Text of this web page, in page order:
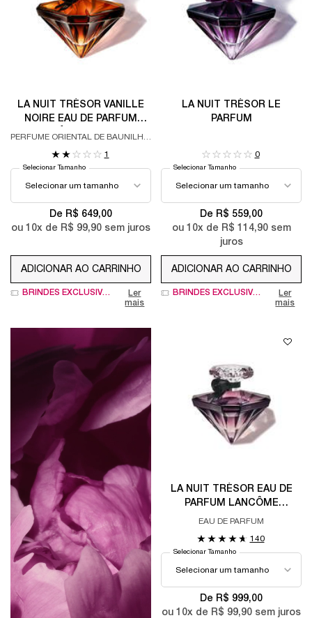
LA NUIT TRÉSOR VANILLE
NOIRE EAU DE PARFUM
LANCÔME PERFUME
SENSUAL
PERFUME ORIENTAL DE BAUNILHA,
1
Selecionar Tamanho
De R$ 649,00
ou 10x de R$ 99,90 sem juros
ADICIONAR AO CARRINHO
BRINDES EXCLUSIVOS
Ler
mais
LA NUIT TRÉSOR LE
PARFUM
0
Selecionar Tamanho
De R$ 559,00
ou 10x de R$ 114,90sem
juros
ADICIONAR AO CARRINHO
BRINDES EXCLUSIVOS
Ler
mais
LA NUIT TRÉSOR EAU DE
PARFUM LANCÔME
PERFUME FEMININO
SENSUAL
EAU DE PARFUM
140
Selecionar Tamanho
De R$ 999,00
ou 10x de R$ 99,90 sem juros